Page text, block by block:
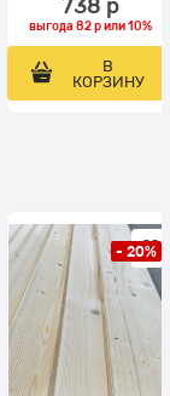
738 р
выгода 82 рили10%
В
КОРЗИНУ
- 20%